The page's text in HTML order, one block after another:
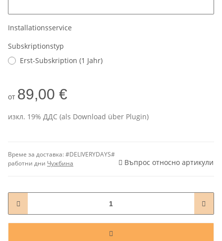
Installationsservice
Subskriptionstyp
Erst-Subskription (1 Jahr)
от 89,00 €
изкл. 19% ДДС (als Download über Plugin)
Време за доставка:#DELIVERYDAYS#
работни дни Чужбина Въпрос относно артикули